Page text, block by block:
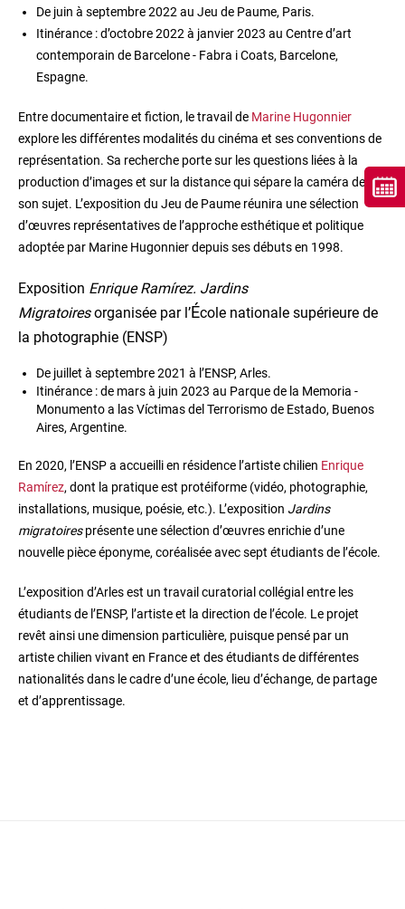
De juin à septembre 2022 au Jeu de Paume, Paris.
Itinérance : d’octobre 2022 à janvier 2023 au Centre d’art
contemporain de Barcelone - Fabra i Coats, Barcelone,
Espagne.
Entre documentaire et fiction, le travail de Marine Hugonnier
explore les différentes modalités du cinéma et ses conventions de
représentation. Sa recherche porte sur les questions liées à la
production d’images et sur la distance qui sépare la caméra de
son sujet. L’exposition du Jeu de Paume réunira une sélection
d’œuvres représentatives de l’approche esthétique et politique
adoptée par Marine Hugonnier depuis ses débuts en 1998.
Exposition Enrique Ramírez. Jardins
Migratoiresorganisée par l’École nationale supérieure de
la photographie (ENSP)
De juillet à septembre 2021 à l’ENSP, Arles.
Itinérance : de mars à juin 2023 au Parque de la Memoria -
Monumento a las Víctimas del Terrorismo de Estado, Buenos
Aires, Argentine.
En 2020, l’ENSP a accueilli en résidence l’artiste chilien Enrique
Ramírez, dont la pratique est protéiforme (vidéo, photographie,
installations, musique, poésie, etc.). L’exposition Jardins
migratoiresprésente une sélection d’œuvres enrichie d’une
nouvelle pièce éponyme, coréalisée avec sept étudiants de l’école.
L’exposition d’Arles est un travail curatorial collégial entre les
étudiants de l’ENSP, l’artiste et la direction de l’école. Le projet
revêt ainsi une dimension particulière, puisque pensé par un
artiste chilien vivant en France et des étudiants de différentes
nationalités dans le cadre d’une école, lieu d’échange, de partage
et d’apprentissage.